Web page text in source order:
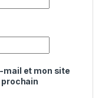
mail et mon site